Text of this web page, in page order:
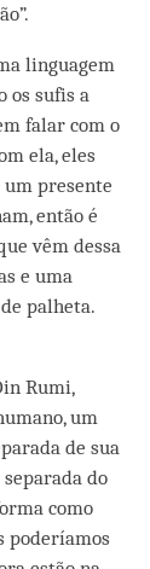
linguagem
os sufis a
falar com o
ela, eles
um presente
então é
vêm dessa
e uma
palheta.
Rumi,
um
de sua
do
como
poderíamos